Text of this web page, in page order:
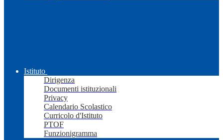
Istituto
Dirigenza
Documenti istituzionali
Privacy
Calendario Scolastico
Curricolo d'Istituto
PTOF
Funzionigramma